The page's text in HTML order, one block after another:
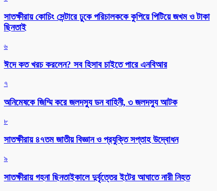
সাতক্ষীরায় কোচিং সেন্টারে ঢুকে পরিচালককে কুপিয়ে পিটিয়ে জখম ও টাকা
ছিনতাই
৬
ঈদে কত খরচ করলেন? সব হিসাব চাইতে পারে এনবিআর
৭
অনিমেষকে জিম্মি করে জলদস্যু ডন বাহিনী, ৩ জলদস্যু আটক
৮
সাতক্ষীরায় ৪৭তম জাতীয় বিজ্ঞান ও প্রযুক্তি সপ্তাহ উদ্বোধন
৯
সাতক্ষীরায় গহনা ছিনতাইকালে দুর্বৃত্তের ইটের আঘাতে নারী নিহত